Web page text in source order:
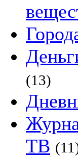
(13)
ТВ